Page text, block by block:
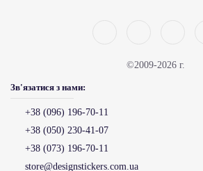
©2009-2026 г.
Зв'язатися з нами:
+38 (096) 196-70-11
+38 (050) 230-41-07
+38 (073) 196-70-11
store@designstickers.com.ua